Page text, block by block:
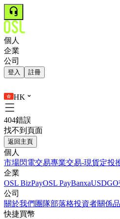
個人
企業
公司
登入 註冊
HK
404錯誤
找不到頁面
返回主頁
個人
市場閃電交易專業交易-現貨定投
企業
OSL BizPayOSL PayBanxaUSDGO
公司
關於我們 團隊部落格投資者關係
快捷買幣